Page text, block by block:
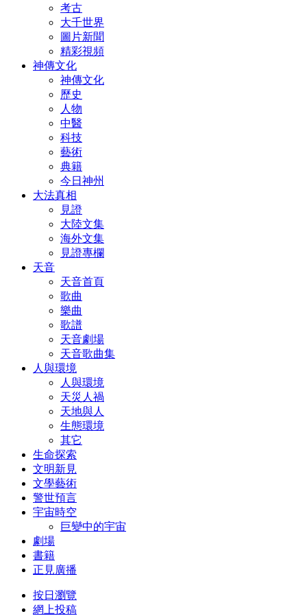
考古
大千世界
圖片新聞
精彩視頻
神傳文化
神傳文化
歷史
人物
中醫
科技
藝術
典籍
今日神州
大法真相
見證
大陸文集
海外文集
見證專欄
天音
天音首頁
歌曲
樂曲
歌譜
天音劇場
天音歌曲集
人與環境
人與環境
天災人禍
天地與人
生態環境
其它
生命探索
文明新見
文學藝術
警世預言
宇宙時空
巨變中的宇宙
劇場
書籍
正見廣播
按日瀏覽
網上投稿